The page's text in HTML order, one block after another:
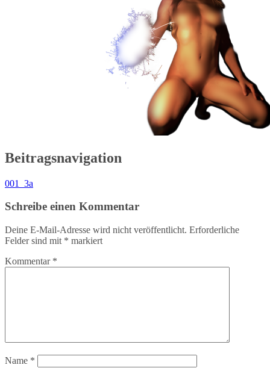
Beitragsnavigation
001_3a
Schreibe einen Kommentar
Deine E-Mail-Adresse wird nicht veröffentlicht. Erforderliche
Felder sind mit * markiert
Kommentar *
Name *